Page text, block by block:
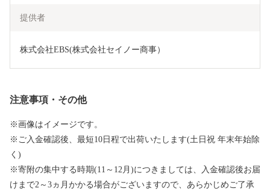
提供者
株式会社EBS(株式会社セイノー商事）
注意事項・その他
※画像はイメージです。
※ご入金確認後、最短10日程で出荷いたします(土日祝 年末年始除
く)
※寄附の集中する時期(11～12月)につきましては、入金確認後お届
けまで2～3ヵ月かかる場合がございますので、あらかじめご了承